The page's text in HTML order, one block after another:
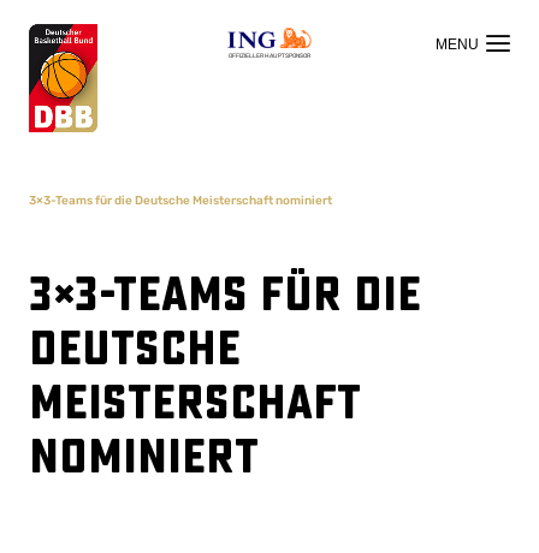
OFFIZIELLER HAUPTSPONSOR
3×3-Teams für die Deutsche Meisterschaft nominiert
3×3-Teams für die
Deutsche
Meisterschaft
nominiert